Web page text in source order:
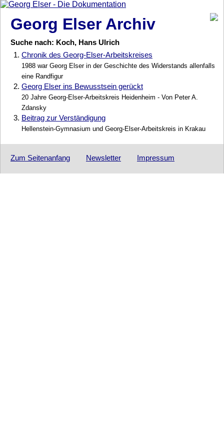
Georg Elser Archiv
Suche nach: Koch, Hans Ulrich
1. Chronik des Georg-Elser-Arbeitskreises
1988 war Georg Elser in der Geschichte des Widerstands allenfalls
eine Randfigur
2. Georg Elser ins Bewusstsein gerückt
20 Jahre Georg-Elser-Arbeitskreis Heidenheim - Von Peter A.
Zdansky
3. Beitrag zur Verständigung
Hellenstein-Gymnasium und Georg-Elser-Arbeitskreis in Krakau
Zum Seitenanfang Newsletter Impressum